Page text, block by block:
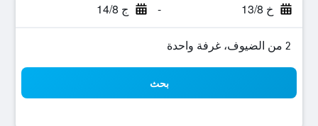
خ 13/8 - ج 14/8
2 من الضيوف، غرفة واحدة
بحث